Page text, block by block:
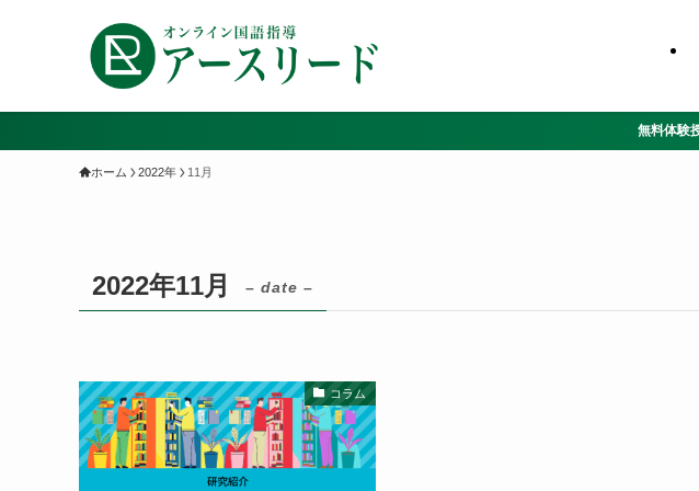
無料体験
ホーム 2022年 11月
2022年11月 – date –
コラム